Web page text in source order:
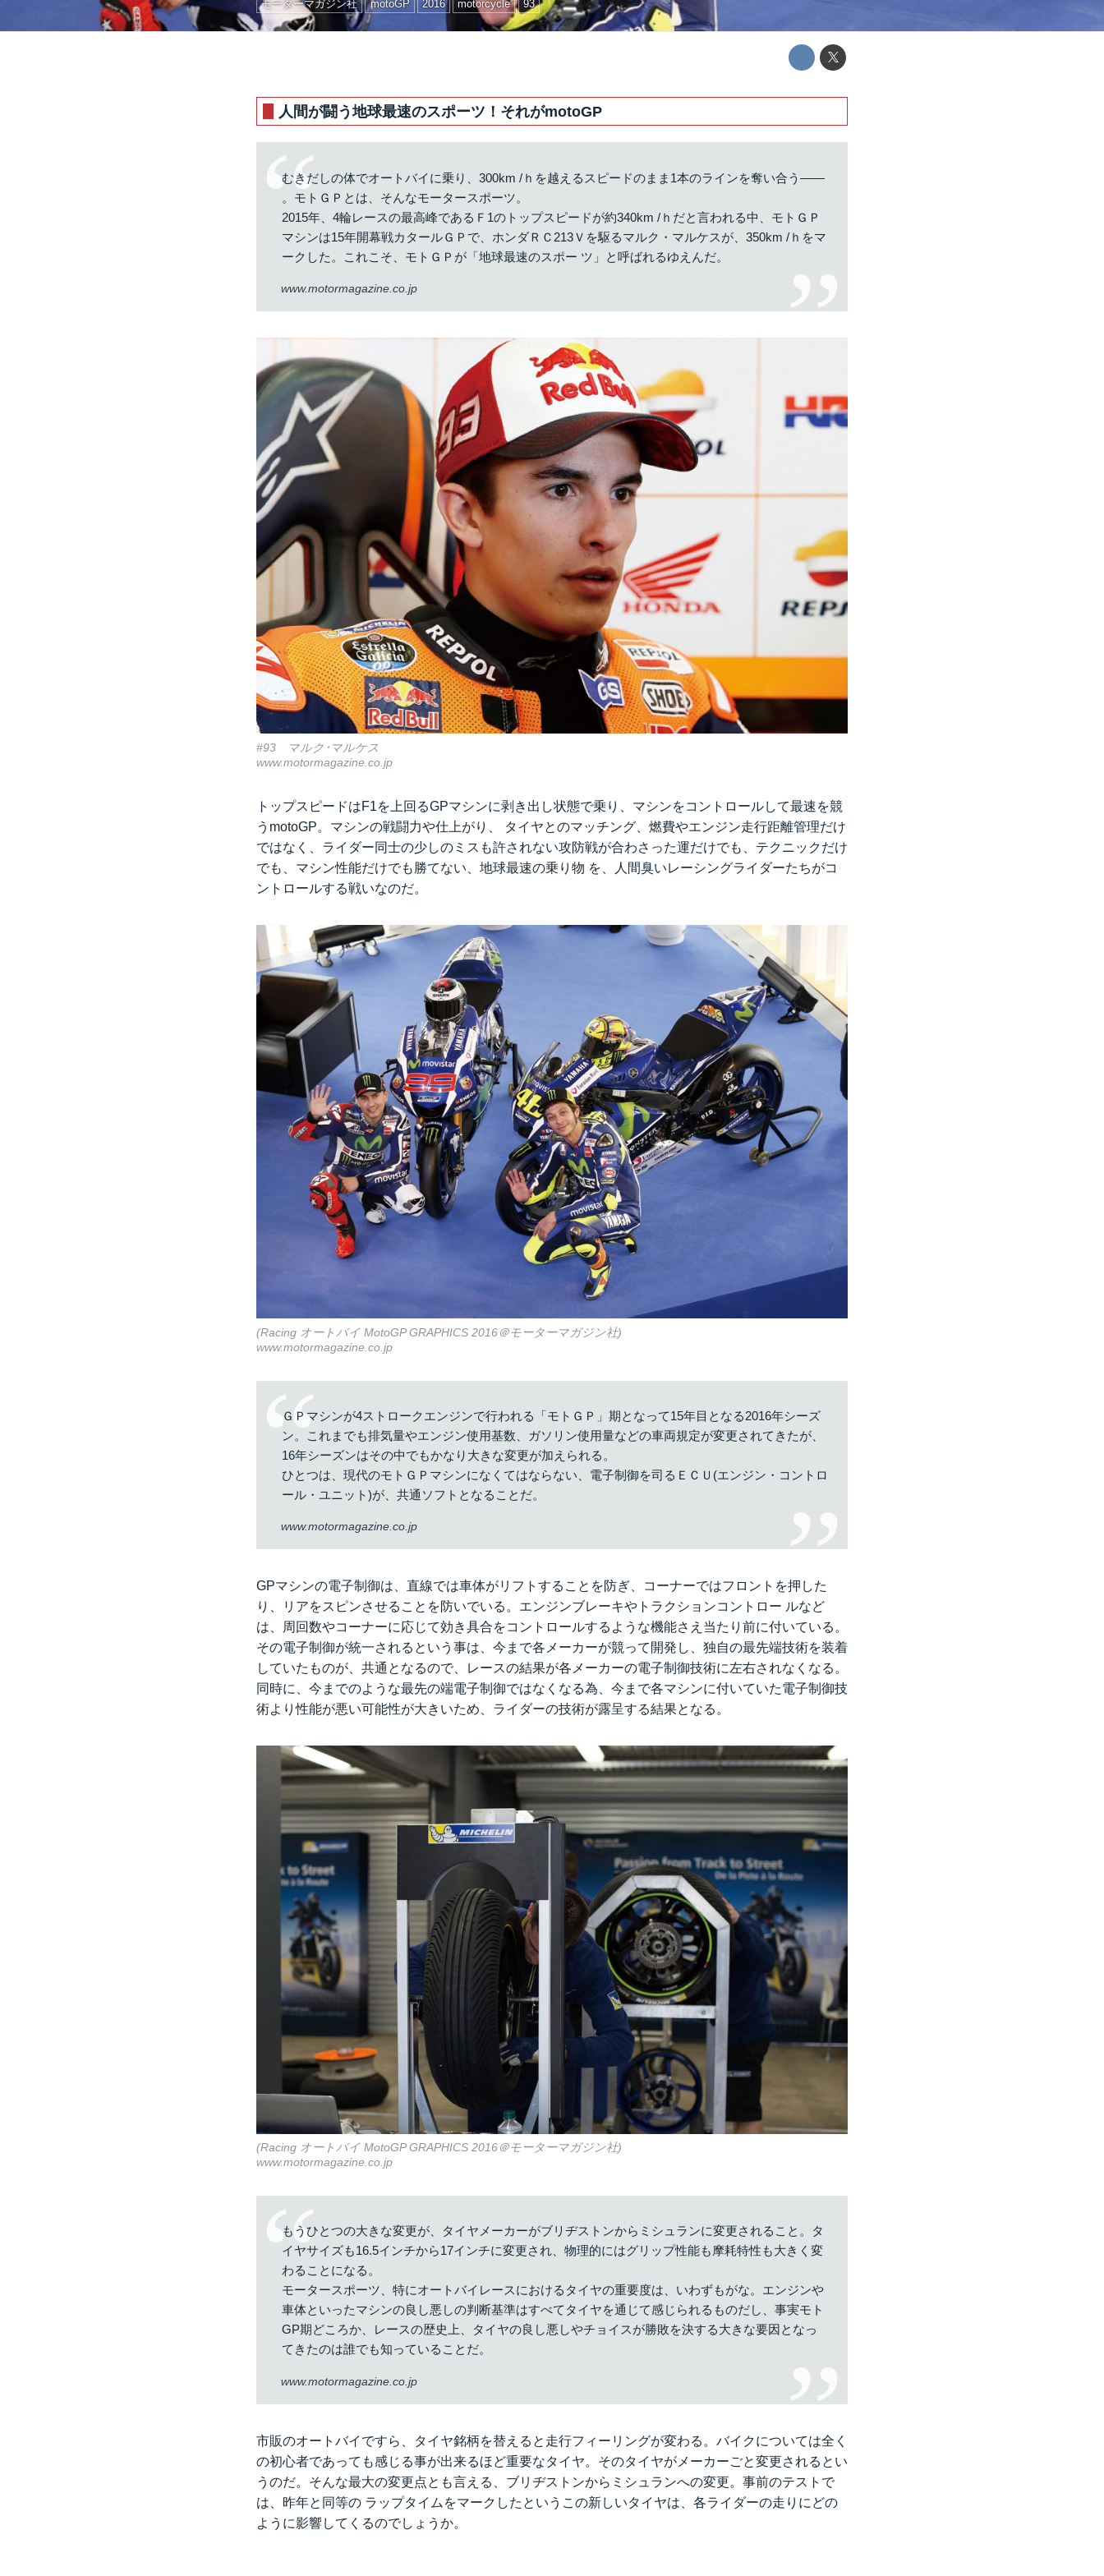
モーターマガジン社 motoGP 2016 motorcycle 93
人間が闘う地球最速のスポーツ！それがmotoGP
むきだしの体でオートバイに乗り、300km /ｈを越えるスピードのまま1本のラインを奪い合う——
。モトＧＰとは、そんなモータースポーツ。
2015年、4輪レースの最高峰であるＦ1のトップスピードが約340km /ｈだと言われる中、モトＧＰ
マシンは15年開幕戦カタールＧＰで、ホンダＲＣ213Ｖを駆るマルク・マルケスが、350km /ｈをマ
ークした。これこそ、モトＧＰが「地球最速のスポー ツ」と呼ばれるゆえんだ。
www.motormagazine.co.jp
#93 マルク･マルケス
www.motormagazine.co.jp
トップスピードはF1を上回るGPマシンに剥き出し状態で乗り、マシンをコントロールして最速を競
うmotoGP。マシンの戦闘力や仕上がり、 タイヤとのマッチング、燃費やエンジン走行距離管理だけ
ではなく、ライダー同士の少しのミスも許されない攻防戦が合わさった運だけでも、テクニックだけ
でも、マシン性能だけでも勝てない、地球最速の乗り物 を、人間臭いレーシングライダーたちがコ
ントロールする戦いなのだ。
(Racing オートバイ MotoGP GRAPHICS 2016＠モーターマガジン社)
www.motormagazine.co.jp
ＧＰマシンが4ストロークエンジンで行われる「モトＧＰ」期となって15年目となる2016年シーズ
ン。これまでも排気量やエンジン使用基数、ガソリン使用量などの車両規定が変更されてきたが、
16年シーズンはその中でもかなり大きな変更が加えられる。
ひとつは、現代のモトＧＰマシンになくてはならない、電子制御を司るＥＣＵ(エンジン・コントロ
ール・ユニット)が、共通ソフトとなることだ。
www.motormagazine.co.jp
GPマシンの電子制御は、直線では車体がリフトすることを防ぎ、コーナーではフロントを押した
り、リアをスピンさせることを防いでいる。エンジンブレーキやトラクションコントロー ルなど
は、周回数やコーナーに応じて効き具合をコントロールするような機能さえ当たり前に付いている。
その電子制御が統一されるという事は、今まで各メーカーが競って開発し、独自の最先端技術を装着
していたものが、共通となるので、レースの結果が各メーカーの電子制御技術に左右されなくなる。
同時に、今までのような最先の端電子制御ではなくなる為、今まで各マシンに付いていた電子制御技
術より性能が悪い可能性が大きいため、ライダーの技術が露呈する結果となる。
(Racing オートバイ MotoGP GRAPHICS 2016＠モーターマガジン社)
www.motormagazine.co.jp
もうひとつの大きな変更が、タイヤメーカーがブリヂストンからミシュランに変更されること。タ
イヤサイズも16.5インチから17インチに変更され、物理的にはグリップ性能も摩耗特性も大きく変
わることになる。
モータースポーツ、特にオートバイレースにおけるタイヤの重要度は、いわずもがな。エンジンや
車体といったマシンの良し悪しの判断基準はすべてタイヤを通じて感じられるものだし、事実モト
GP期どころか、レースの歴史上、タイヤの良し悪しやチョイスが勝敗を決する大きな要因となっ
てきたのは誰でも知っていることだ。
www.motormagazine.co.jp
市販のオートバイですら、タイヤ銘柄を替えると走行フィーリングが変わる。バイクについては全く
の初心者であっても感じる事が出来るほど重要なタイヤ。そのタイヤがメーカーごと変更されるとい
うのだ。そんな最大の変更点とも言える、ブリヂストンからミシュランへの変更。事前のテストで
は、昨年と同等の ラップタイムをマークしたというこの新しいタイヤは、各ライダーの走りにどの
ように影響してくるのでしょうか。